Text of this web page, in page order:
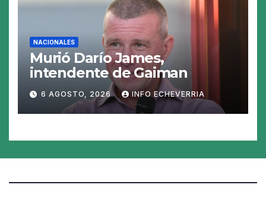
NACIONALES
Murió Darío James,
intendente de Gaiman
6 AGOSTO, 2026 INFO ECHEVERRIA